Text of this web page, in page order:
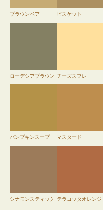
ブラウンベア ビスケット
ローデシアブラウン チーズスフレ
パンプキンスープ マスタード
シナモンスティック テラコッタオレンジ